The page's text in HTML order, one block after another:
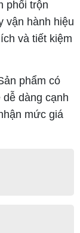
phối trộn
vận hành hiệu
và tiết kiệm
phẩm có
dàng cạnh
mức giá